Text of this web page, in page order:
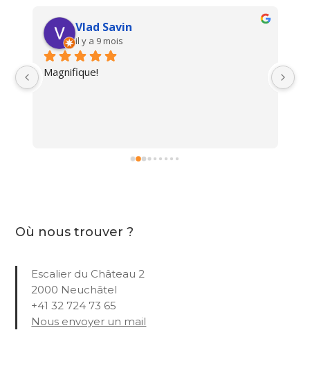
Vlad Savin
il y a 9 mois
Magnifique!
Où nous trouver ?
Escalier du Château 2
2000 Neuchâtel
+41 32 724 73 65
Nous envoyer un mail